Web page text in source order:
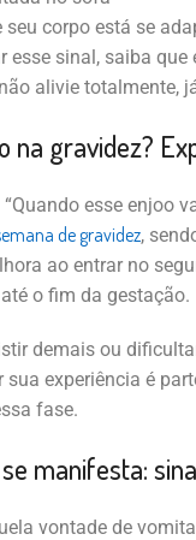
corpo está se
sinal, saiba que
alivie totalmente,
na gravidez?
esse enjoo
de gravidez,
ao entrar no
o fim da gestação.
demais ou
experiência é
fase.
manifesta:
vontade de